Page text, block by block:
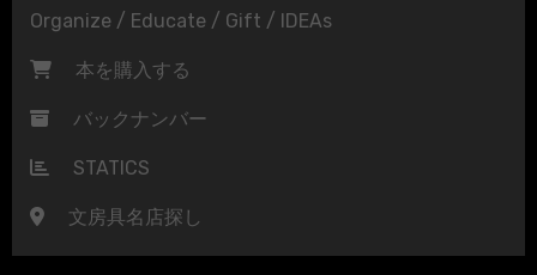
Organize / Educate / Gift / IDEAs
本を購入する
バックナンバー
STATICS
文房具名店探し